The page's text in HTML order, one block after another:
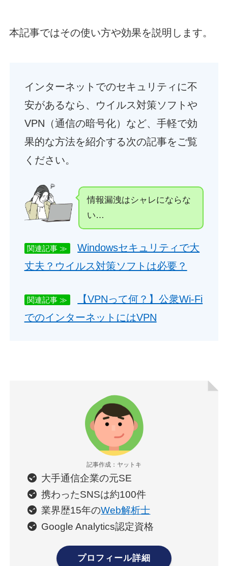
本記事ではその使い方や効果を説明します。
インターネットでのセキュリティに不
安があるなら、ウイルス対策ソフトや
VPN（通信の暗号化）など、手軽で効
果的な方法を紹介する次の記事をご覧
ください。
情報漏洩はシャレにならな
い…
関連記事 ≫
Windowsセキュリティで大
丈夫？ウイルス対策ソフトは必要？
関連記事 ≫
【VPNって何？】公衆Wi-Fi
でのインターネットにはVPN
記事作成：ヤットキ
大手通信企業の元SE
携わったSNSは約100件
業界歴15年のWeb解析士
Google Analytics認定資格
プロフィール詳細